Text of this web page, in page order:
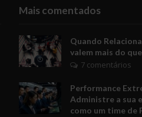
Mais comentados
Quando
valem mais do
7 comentários
Performance
Administre a sua
como um time de